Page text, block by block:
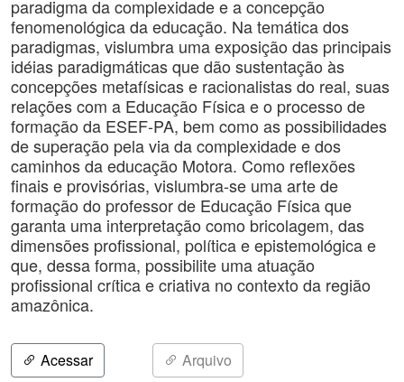
paradigma da complexidade e a concepção
fenomenológica da educação. Na temática dos
paradigmas, vislumbra uma exposição das principais
idéias paradigmáticas que dão sustentação às
concepções metafísicas e racionalistas do real, suas
relações com a Educação Física e o processo de
formação da ESEF-PA, bem como as possibilidades
de superação pela via da complexidade e dos
caminhos da educação Motora. Como reflexões
finais e provisórias, vislumbra-se uma arte de
formação do professor de Educação Física que
garanta uma interpretação como bricolagem, das
dimensões profissional, política e epistemológica e
que, dessa forma, possibilite uma atuação
profissional crítica e criativa no contexto da região
amazônica.
Acessar Arquivo